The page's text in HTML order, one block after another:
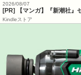
2026/08/07
[PR] 【マンガ】『新潮社』
Kindleストア